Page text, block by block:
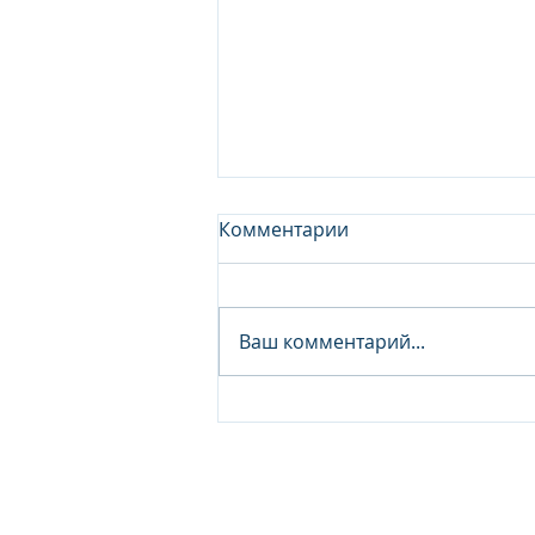
Комментарии
Ваш комментарий...